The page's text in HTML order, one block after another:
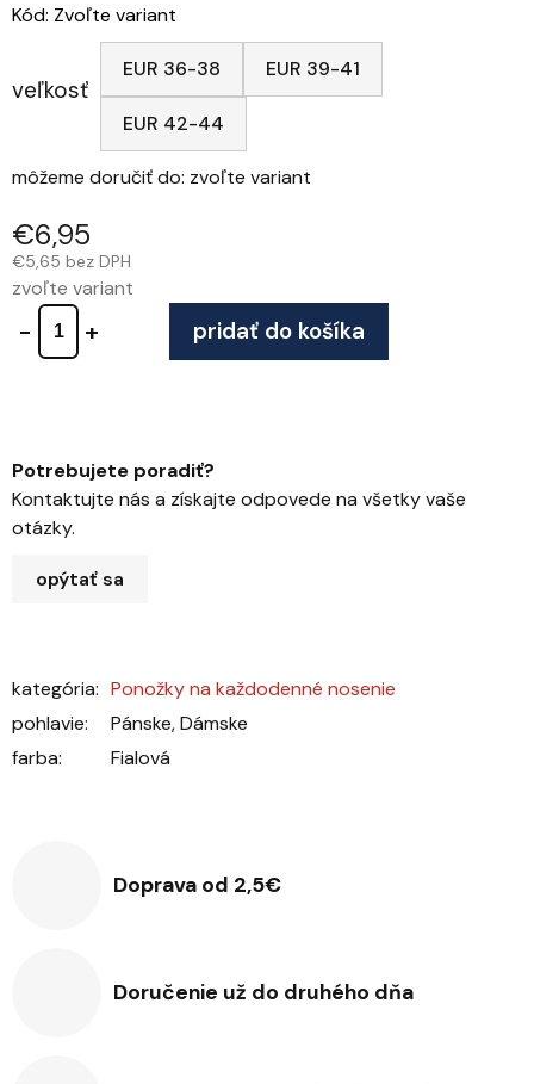
€6,95
€5,65 bez DPH
zvoľte variant
pridať do košíka
veľkosť
EUR 36-38 EUR 39-41
EUR 42-44
môžeme doručiť do: zvoľte variant
Kód: Zvoľte variant
Potrebujete poradiť?
Kontaktujte nás a získajte odpovede na všetky vaše
otázky.
opýtať sa
kategória: Ponožky na každodenné nosenie
pohlavie:
Pánske, Dámske
farba: Fialová
Doprava od 2,5€
Doručenie už do druhého dňa